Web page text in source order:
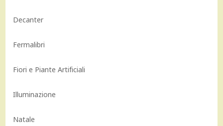
Decanter
Fermalibri
Fiori e Piante Artificiali
Illuminazione
Natale